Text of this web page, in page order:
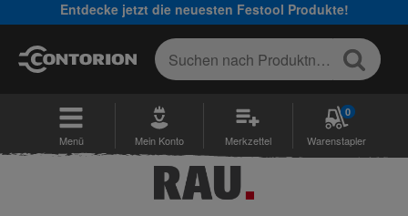
Entdecke jetzt die neuesten Festool Produkte!
Menü Mein Konto Merkzettel
0
Warenstapler